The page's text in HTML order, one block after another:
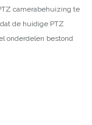
camerabehuizing te
de huidige PTZ
onderdelen bestond